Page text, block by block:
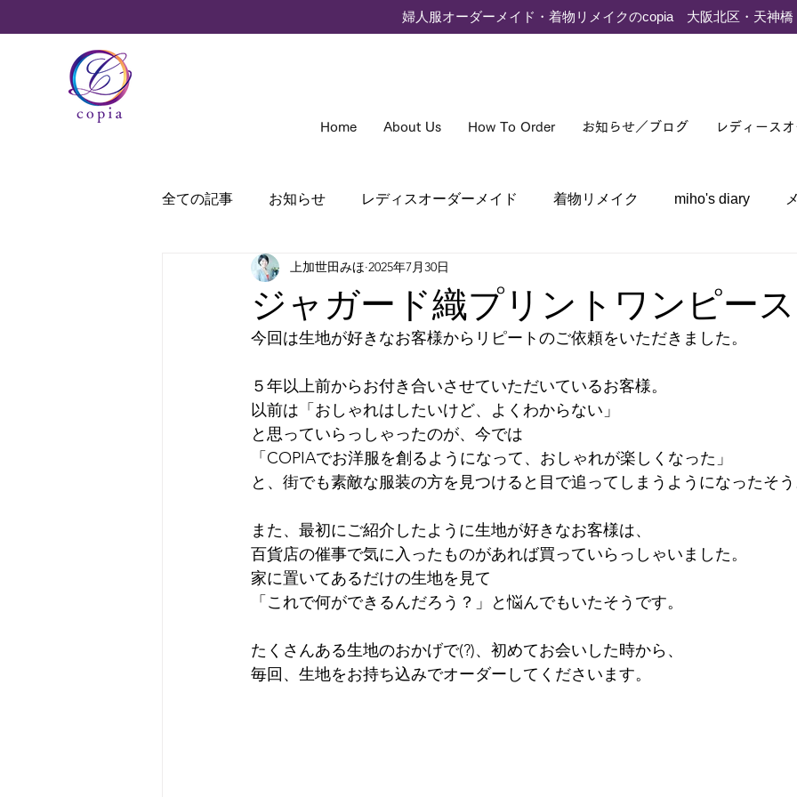
婦人服オーダーメイド・着物リメイクのcopia 大阪北区・天神橋
Home About Us How To Order お知らせ／ブログ レディース
全ての記事 お知らせ レディスオーダーメイド 着物リメイク miho's diary
nomotoは見た＆聞いた
ジャガード織プリントワンピース
上加世田みほ 2025年7月30日
今回は生地が好きなお客様からリピートのご依頼をいただきました。
５年以上前からお付き合いさせていただいているお客様。
以前は「おしゃれはしたいけど、よくわからない」
と思っていらっしゃったのが、今では
「COPIAでお洋服を創るようになって、おしゃれが楽しくなった」
と、街でも素敵な服装の方を見つけると目で追ってしまうようになったそ
また、最初にご紹介したように生地が好きなお客様は、
百貨店の催事で気に入ったものがあれば買っていらっしゃいました。
家に置いてあるだけの生地を見て
「これで何ができるんだろう？」と悩んでもいたそうです。
たくさんある生地のおかげで(?)、初めてお会いした時から、
毎回、生地をお持ち込みでオーダーしてくださいます。